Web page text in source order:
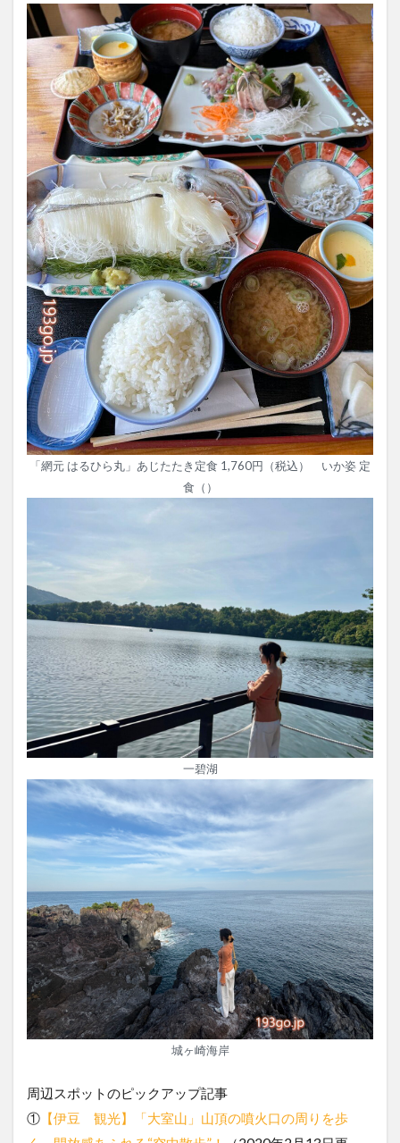
「網元 はるひら丸」あじたたき定食 1,760円（税込） いか姿 定
食（）
一碧湖
城ヶ崎海岸
周辺スポットのピックアップ記事
① 【伊豆 観光】「大室山」山頂の噴火口の周りを歩